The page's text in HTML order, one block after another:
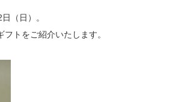
（日）。
トをご紹介いたします。